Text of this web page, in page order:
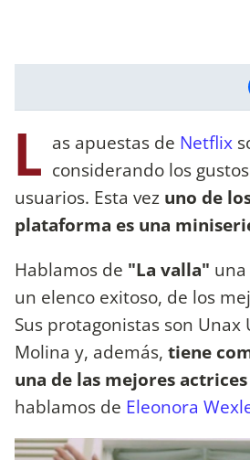
L as apuestas de Netflix
considerando los
usuarios. Esta vez uno de
plataforma es una
Hablamos de "La valla"
un elenco exitoso, de los
Sus protagonistas son Unax
Molina y, además, tiene
una de las mejores
hablamos de Eleonora